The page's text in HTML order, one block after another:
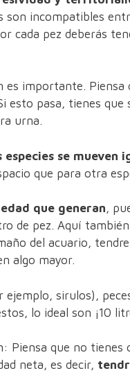
incompatibles
cada pez deberás
es importante.
esto pasa, tienes
urna.
especies se mueven
que para otra
que generan,
de pez. Aquí también
del acuario,
algo mayor.
ejemplo, sirulos),
lo ideal son ¡10
Piensa que no tienes
neta, es decir,